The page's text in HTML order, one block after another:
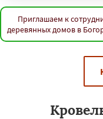
Приглашаем к
деревянных домов в